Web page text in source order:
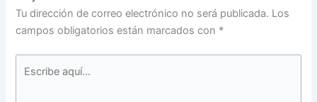
Tu dirección de correo electrónico no será publicada. Los
campos obligatorios están marcados con *
aquí...